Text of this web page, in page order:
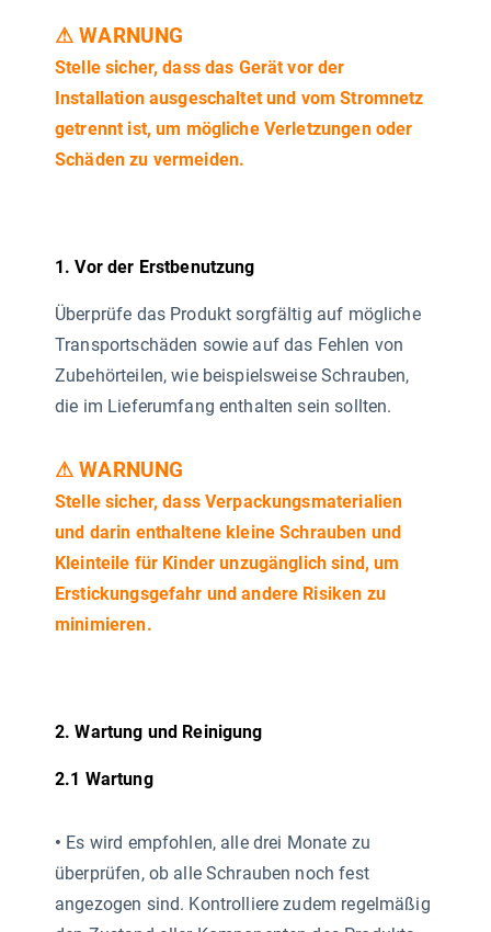
⚠ WARNUNG
Stelle sicher, dass das Gerät vor der
Installation ausgeschaltet und vom Stromnetz
getrennt ist, um mögliche Verletzungen oder
Schäden zu vermeiden.
1. Vor der Erstbenutzung
Überprüfe das Produkt sorgfältig auf mögliche
Transportschäden sowie auf das Fehlen von
Zubehörteilen, wie beispielsweise Schrauben,
die im Lieferumfang enthalten sein sollten.
⚠ WARNUNG
Stelle sicher, dass Verpackungsmaterialien
und darin enthaltene kleine Schrauben und
Kleinteile für Kinder unzugänglich sind, um
Erstickungsgefahr und andere Risiken zu
minimieren.
2. Wartung und Reinigung
2.1 Wartung
• Es wird empfohlen, alle drei Monate zu
überprüfen, ob alle Schrauben noch fest
angezogen sind. Kontrolliere zudem regelmäßig